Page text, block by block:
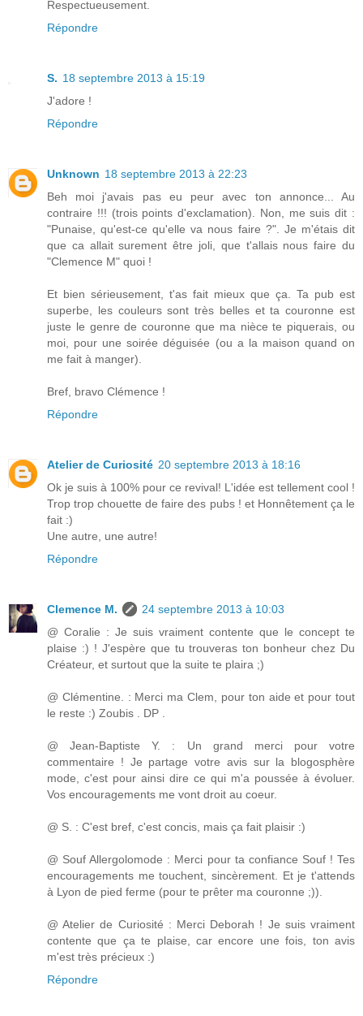
Respectueusement.
Répondre
S. 18 septembre 2013 à 15:19
J'adore !
Répondre
Unknown 18 septembre 2013 à 22:23
Beh moi j'avais pas eu peur avec ton annonce... Au
contraire !!! (trois points d'exclamation). Non, me suis dit :
"Punaise, qu'est-ce qu'elle va nous faire ?". Je m'étais dit
que ca allait surement être joli, que t'allais nous faire du
"Clemence M" quoi !
Et bien sérieusement, t'as fait mieux que ça. Ta pub est
superbe, les couleurs sont très belles et ta couronne est
juste le genre de couronne que ma nièce te piquerais, ou
moi, pour une soirée déguisée (ou a la maison quand on
me fait à manger).
Bref, bravo Clémence !
Répondre
Atelier de Curiosité 20 septembre 2013 à 18:16
Ok je suis à 100% pour ce revival! L'idée est tellement cool !
Trop trop chouette de faire des pubs ! et Honnêtement ça le
fait :)
Une autre, une autre!
Répondre
Clemence M.
24 septembre 2013 à 10:03
@ Coralie : Je suis vraiment contente que le concept te
plaise :) ! J'espère que tu trouveras ton bonheur chez Du
Créateur, et surtout que la suite te plaira ;)
@ Clémentine. : Merci ma Clem, pour ton aide et pour tout
le reste :) Zoubis . DP .
@ Jean-Baptiste Y. : Un grand merci pour votre
commentaire ! Je partage votre avis sur la blogosphère
mode, c'est pour ainsi dire ce qui m'a poussée à évoluer.
Vos encouragements me vont droit au coeur.
@ S. : C'est bref, c'est concis, mais ça fait plaisir :)
@ Souf Allergolomode : Merci pour ta confiance Souf ! Tes
encouragements me touchent, sincèrement. Et je t'attends
à Lyon de pied ferme (pour te prêter ma couronne ;)).
@ Atelier de Curiosité : Merci Deborah ! Je suis vraiment
contente que ça te plaise, car encore une fois, ton avis
m'est très précieux :)
Répondre